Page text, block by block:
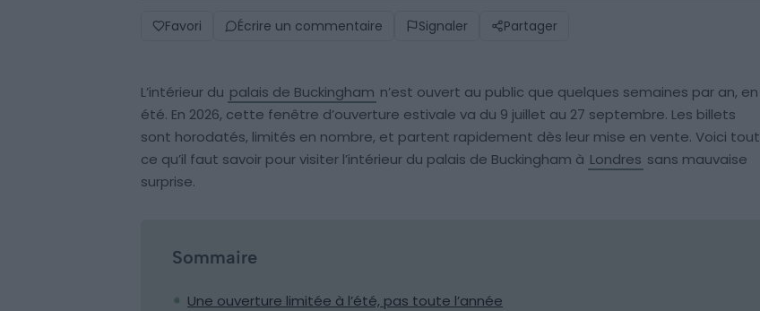
Favori Écrire un commentaire Signaler Partager
L’intérieur du palais de Buckingham n’est ouvert au public que quelques semaines par an, en
été. En 2026, cette fenêtre d’ouverture estivale va du 9 juillet au 27 septembre. Les billets
sont horodatés, limités en nombre, et partent rapidement dès leur mise en vente. Voici tout
ce qu’il faut savoir pour visiter l’intérieur du palais de Buckingham à Londres sans mauvaise
surprise.
Sommaire
Une ouverture limitée à l’été, pas toute l’année